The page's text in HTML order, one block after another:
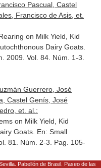
Pascual, Castel
Francisco de Asis, et.
on Milk Yield, Kid
Dairy Goats.
. 2009. Vol. 84. Núm. 1-3.
Guerrero, José
Castel Genís, José
et. al.:
on Milk Yield, Kid
Goats. En: Small
81. Núm. 2-3. Pag. 105-
Pabellón de Brasil. Paseo de las